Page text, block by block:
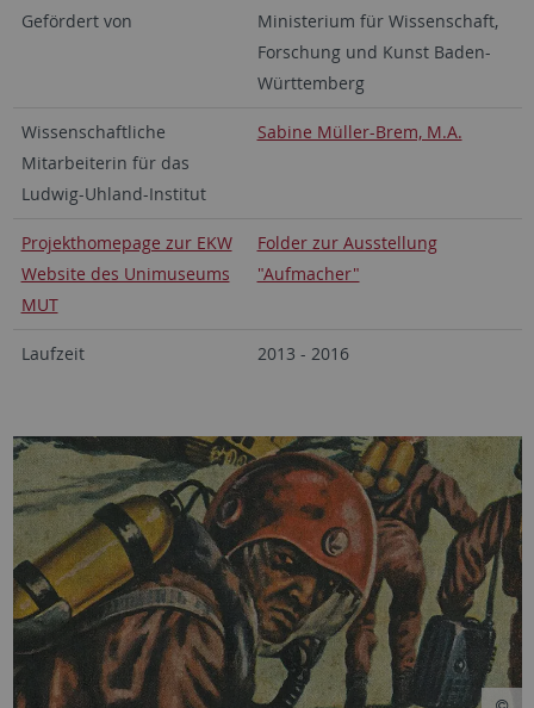
Gefördert von
Ministerium für Wissenschaft,
Forschung und Kunst Baden-
Württemberg
Wissenschaftliche
Mitarbeiterin für das
Ludwig-Uhland-Institut
Sabine Müller-Brem, M.A.
Projekthomepage zur EKW
Website des Unimuseums
MUT
Folder zur Ausstellung
"Aufmacher"
Laufzeit 2013 - 2016